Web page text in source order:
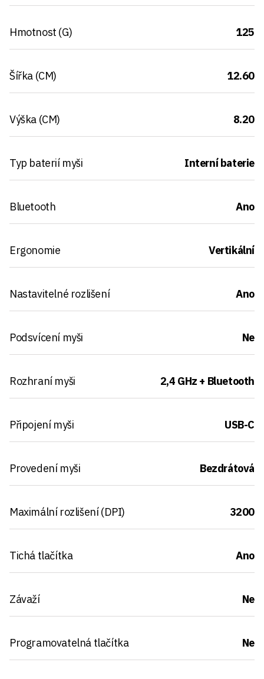
Hmotnost (G) 125
Šířka (CM) 12.60
Výška (CM) 8.20
Typ baterií myši Interní baterie
Bluetooth Ano
Ergonomie Vertikální
Nastavitelné rozlišení Ano
Podsvícení myši Ne
Rozhraní myši 2,4 GHz + Bluetooth
Připojení myši USB-C
Provedení myši Bezdrátová
Maximální rozlišení (DPI) 3200
Tichá tlačítka Ano
Závaží Ne
Programovatelná tlačítka Ne